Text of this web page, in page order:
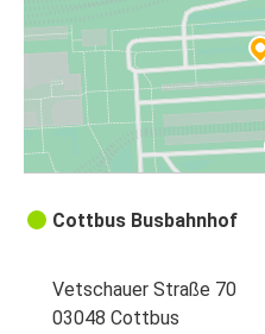
Cottbus Busbahnhof
Vetschauer Straße 70
03048 Cottbus